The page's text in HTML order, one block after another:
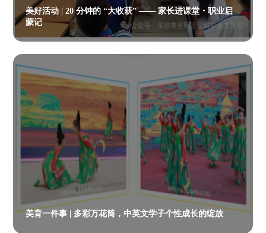
美好活动 | 20 分钟的 “大收获” —— 家长进课堂・职业启
蒙记
美育一件事 | 多彩万花筒，中英文学子个性成长的绽放